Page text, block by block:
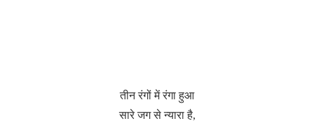
तीन रंगों में रंगा हुआ
सारे जग से न्यारा है,